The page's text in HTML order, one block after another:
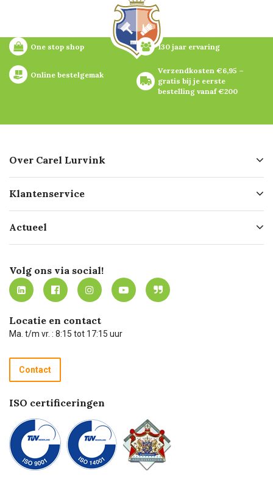
One stop shop 130 jaar ervaring
Online bestelgemak
Verzendkosten €6,95 –
gratis bij je eerste
bestelling vanaf €200
Over Carel Lurvink
Geschiedenis
Missie
Werken bij Carel Lurvink
MVO
Klantenservice
Bezorgen
Mijn Carel Lurvink
Mijn Carel Lurvink instructievideo's
Carel Lurvink App
Hulp op afstand
Technische dienst
Recycle programma
Betalen
Actueel
Innovation LAB
Tevreden klanten
Carel Lurvink Blog
Carel de podcast
Volg ons via social!
Locatie en contact
Ma. t/m vr. : 8:15 tot 17:15 uur
Contact
ISO certificeringen